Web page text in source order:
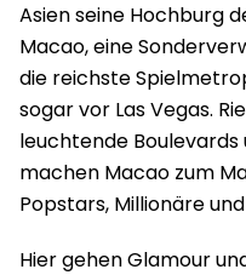
Asien seine Hochburg
Macao, eine
die reichste
sogar vor Las Vegas.
leuchtende Boulevards
machen Macao zum
Popstars, Millionäre
Hier gehen Glamour